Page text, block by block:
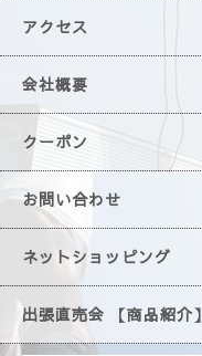
アクセス
会社概要
クーポン
お問い合わせ
ネットショッピング
出張直売会 【商品紹介】